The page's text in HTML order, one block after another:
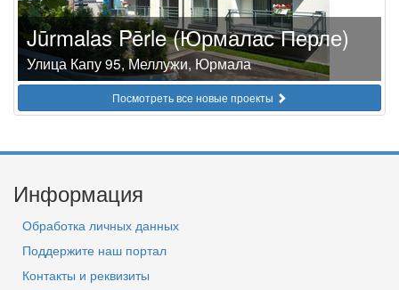
Jūrmalas Pērle (Юрмалас Перле)
Улица Капу 95, Меллужи, Юрмала
Посмотреть все новые проекты
Информация
Обработка личных данных
Поддержите наш портал
Контакты и реквизиты